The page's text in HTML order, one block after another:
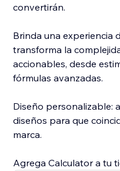
convertirán.
Brinda una experiencia
transforma la
accionables, desde
fórmulas avanzadas.
Diseño personalizable:
diseños para que
marca.
Agrega Calculator a tu